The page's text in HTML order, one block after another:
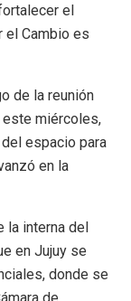
el
el Cambio es
de la reunión
este miércoles,
espacio para
en la
la interna del
en Jujuy se
donde se